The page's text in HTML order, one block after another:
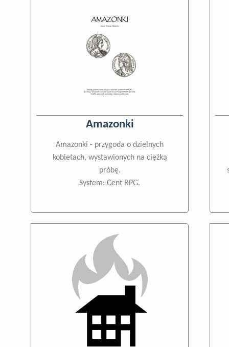
Amazonki
Amazonki - przygoda o dzielnych
kobietach, wystawionych na ciężką
próbę.
System: Cent RPG.